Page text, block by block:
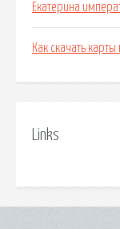
Екатерина
Как скачать
Links